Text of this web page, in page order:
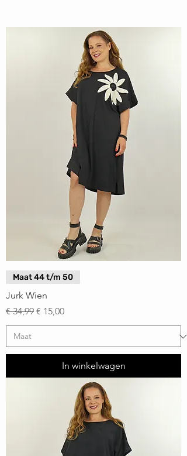
Maat 44 t/m 50
Jurk Wien
Normale prijs
€ 34,99 Verkoopprijs
€ 15,00
In winkelwagen